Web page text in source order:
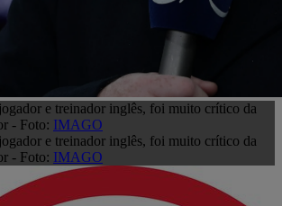
e treinador inglês, foi muito crítico da
- Foto: IMAGO
e treinador inglês, foi muito crítico da
- Foto: IMAGO